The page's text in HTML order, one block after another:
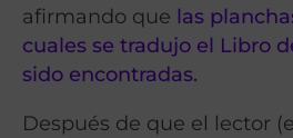
afirmando que las
cuales se tradujo el Libro
sido encontradas.
Después de que el lector